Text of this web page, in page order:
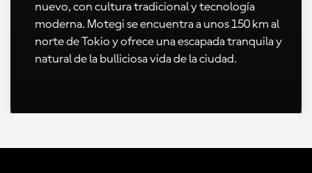
nuevo, con cultura tradicional y tecnología
moderna. Motegi se encuentra a unos 150 km al
norte de Tokio y ofrece una escapada tranquila y
natural de la bulliciosa vida de la ciudad.